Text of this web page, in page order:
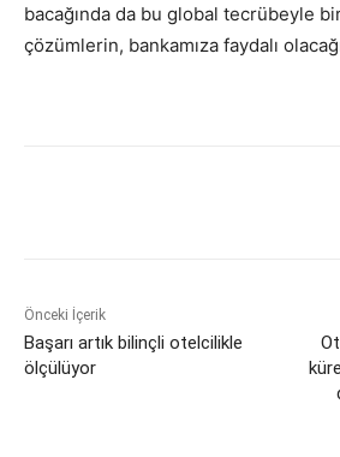
bacağında da bu global tecrübeyle
çözümlerin, bankamıza faydalı
Önceki İçerik
Başarı artık bilinçli otelcilikle
ölçülüyor